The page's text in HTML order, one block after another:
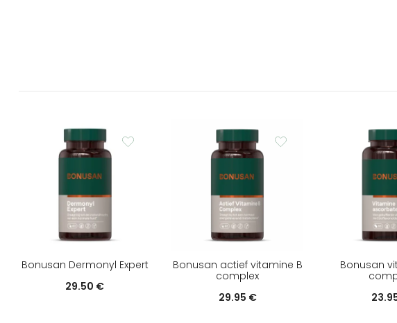
Bonusan Dermonyl Expert
29.50 €
Bonusan actief vitamine B
complex
29.95 €
Bonusan